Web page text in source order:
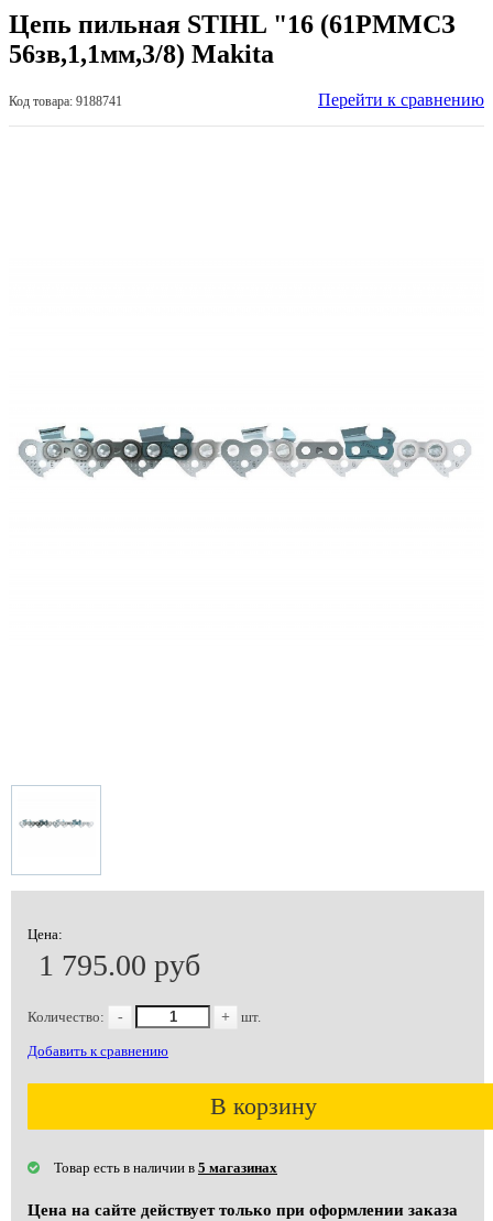
Цепь пильная STIHL "16 (61РММСЗ
56зв,1,1мм,3/8) Makita
Код товара: 9188741 Перейти к сравнению
Цена:
1 795.00 руб
Количество: - + шт.
Добавить к сравнению
В корзину
Товар есть в наличии в 5 магазинах
Цена на сайте действует только при оформлении заказа